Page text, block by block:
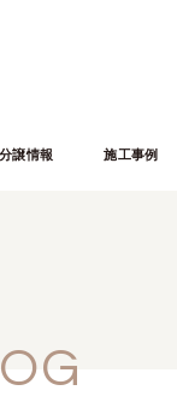
分譲情報 施工事例